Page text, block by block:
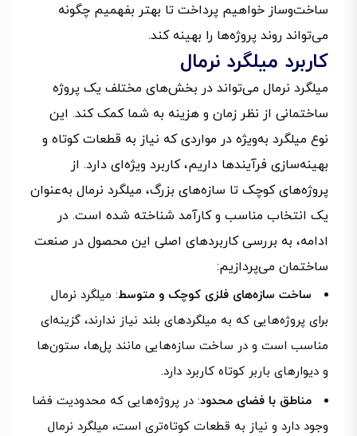
ساخت‌وساز خواهیم پرداخت تا بهتر بفهمیم چگونه
می‌تواند روند پروژه‌ها را بهینه کند.
کاربرد میلگرد نرمال
میلگرد نرمال می‌تواند در بخش‌های مختلف یک پروژه
ساختمانی از نظر زمان و هزینه به شما کمک کند. این
نوع میلگرد به‌ویژه در مواردی که نیاز به قطعات کوتاه و
بهینه‌سازی فرآیندها داریم، کاربرد ویژه‌ای دارد. از
پروژه‌های کوچک تا سازه‌های بزرگ، میلگرد نرمال به‌عنوان
یک انتخاب مناسب و کارآمد شناخته شده است. در
ادامه، به بررسی کاربردهای اصلی این محصول در صنعت
ساختمان می‌پردازیم:
ساخت سازه‌های فلزی کوچک و متوسط: میلگرد نرمال
برای پروژه‌هایی که به میلگردهای بلند نیاز ندارند، گزینه‌ای
مناسب است و در ساخت سازه‌هایی مانند پل‌ها، ستون‌ها
و دیوارهای باربر کوتاه کاربرد دارد.
مناطق با فضای محدود: در پروژه‌هایی که محدودیت فضا
وجود دارد و نیاز به قطعات کوتاه‌تری است، میلگرد نرمال